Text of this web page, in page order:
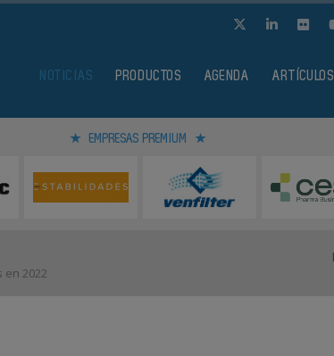
NOTICIAS PRODUCTOS AGENDA ARTÍCULOS
EMPRESAS PREMIUM
2022